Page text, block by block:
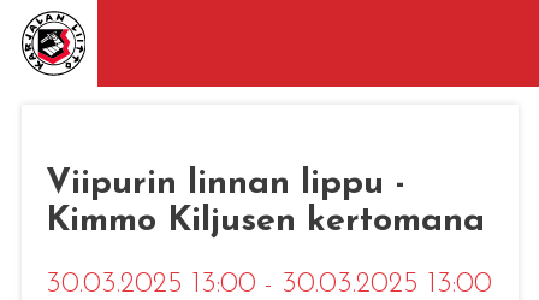
Viipurin linnan lippu -
Kimmo Kiljusen kertomana
30.03.2025 13:00 - 30.03.2025 13:00